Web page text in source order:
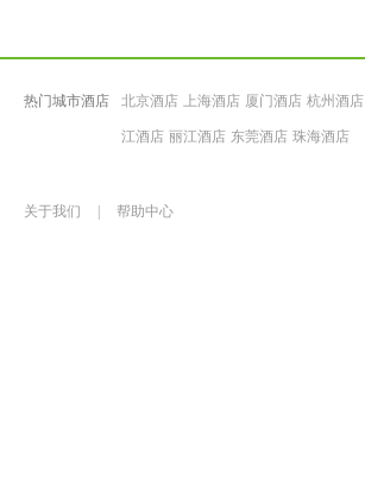
热门城市酒店 北京酒店 上海酒店 厦门酒店 杭州酒店
江酒店 丽江酒店 东莞酒店 珠海酒店
关于我们
帮助中心